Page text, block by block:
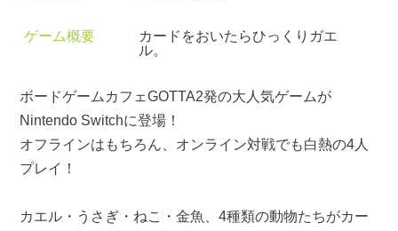
ゲーム概要
カードをおいたらひっくりガエ
ル。
ボードゲームカフェGOTTA2発の大人気ゲームが
Nintendo Switchに登場！
オフラインはもちろん、オンライン対戦でも白熱の4人
プレイ！
カエル・うさぎ・ねこ・金魚、4種類の動物たちがカー